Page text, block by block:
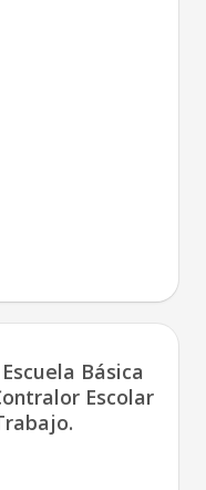
Básica
Escolar